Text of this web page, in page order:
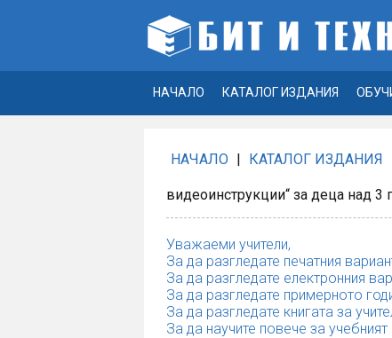
НАЧАЛО КАТАЛОГ ИЗДАНИЯ
НАЧАЛО | КАТАЛОГ ИЗДАНИЯ
видеоинструкции“ за деца над 3
Уважаеми учители,
За да разгледате печатния
За да разгледате електронния
За да разгледате примерното
За да разгледате книгата за
За да научите повече за